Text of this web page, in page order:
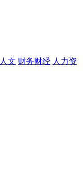
文 财务财经 人力资